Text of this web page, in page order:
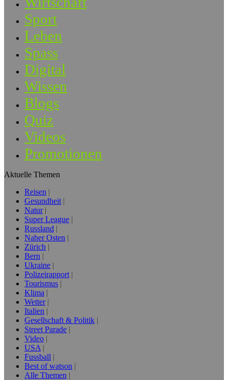
Sport
Leben
Spass
Digital
Wissen
Blogs
Quiz
Videos
Promotionen
Aktuelle Themen
Reisen
Gesundheit
Natur
Super League
Russland
Naher Osten
Zürich
Bern
Ukraine
Polizeirapport
Tourismus
Klima
Wetter
Italien
Gesellschaft & Politik
Street Parade
Video
USA
Fussball
Best of watson
Alle Themen